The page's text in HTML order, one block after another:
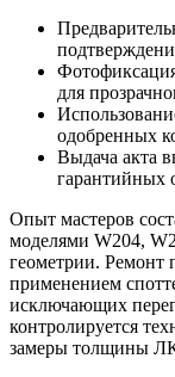
для
одобренных
Выдача акта
гарантийных
Опыт мастеров
моделями W204,
геометрии. Ремонт
применением
исключающих
контролируется
замеры толщины